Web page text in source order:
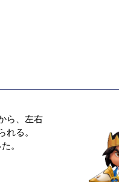
ら、左右
れる。
。